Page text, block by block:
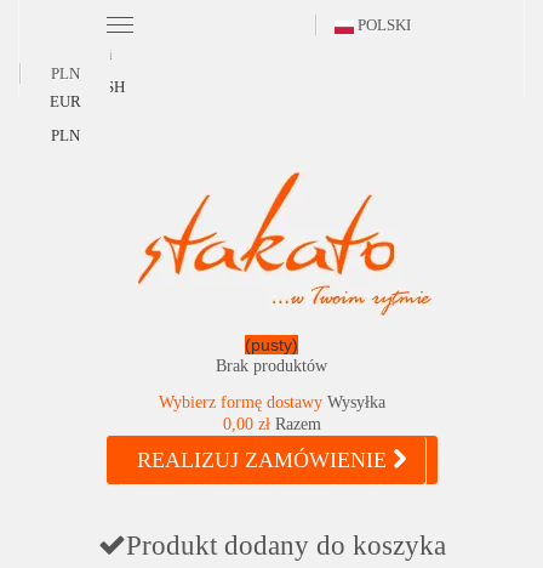
POLSKI
Polski
ENGLISH
PLN
EUR
PLN
(pusty)
Brak produktów
Wybierz formę dostawy Wysyłka
0,00 zł Razem
REALIZUJ ZAMÓWIENIE
Produkt dodany do koszyka